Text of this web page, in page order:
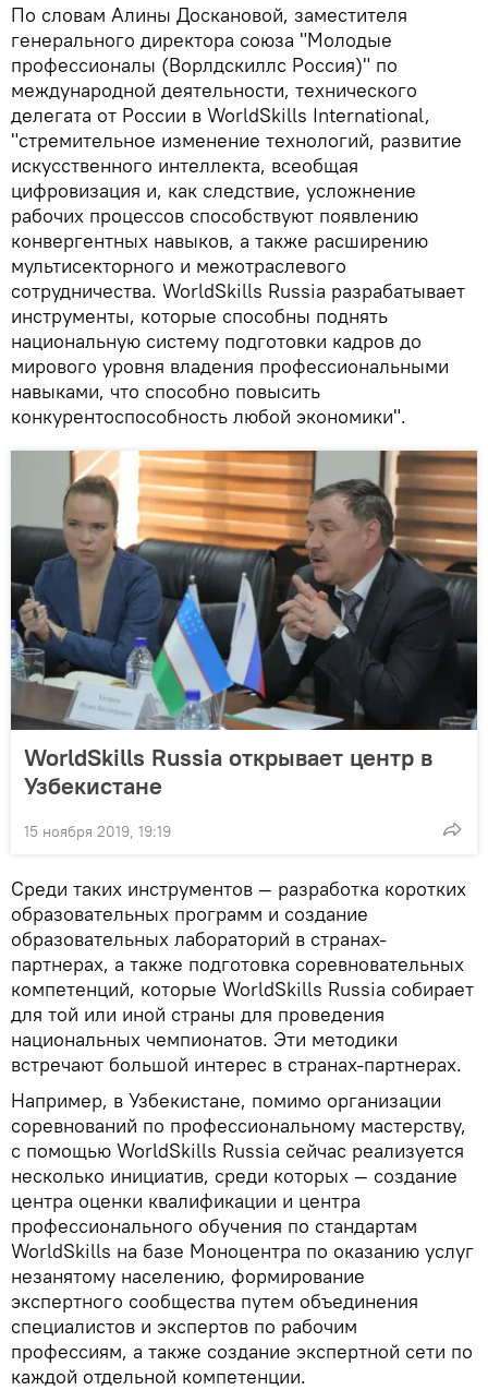
По словам Алины Доскановой, заместителя
генерального директора союза "Молодые
профессионалы (Ворлдскиллс Россия)" по
международной деятельности, технического
делегата от России в WorldSkills International,
"стремительное изменение технологий, развитие
искусственного интеллекта, всеобщая
цифровизация и, как следствие, усложнение
рабочих процессов способствуют появлению
конвергентных навыков, а также расширению
мультисекторного и межотраслевого
сотрудничества. WorldSkills Russia разрабатывает
инструменты, которые способны поднять
национальную систему подготовки кадров до
мирового уровня владения профессиональными
навыками, что способно повысить
конкурентоспособность любой экономики".
WorldSkills Russia открывает центр в
Узбекистане
15 ноября 2019, 19:19
Среди таких инструментов — разработка коротких
образовательных программ и создание
образовательных лабораторий в странах-
партнерах, а также подготовка соревновательных
компетенций, которые WorldSkills Russia собирает
для той или иной страны для проведения
национальных чемпионатов. Эти методики
встречают большой интерес в странах-партнерах.
Например, в Узбекистане, помимо организации
соревнований по профессиональному мастерству,
с помощью WorldSkills Russia сейчас реализуется
несколько инициатив, среди которых — создание
центра оценки квалификации и центра
профессионального обучения по стандартам
WorldSkills на базе Моноцентра по оказанию услуг
незанятому населению, формирование
экспертного сообщества путем объединения
специалистов и экспертов по рабочим
профессиям, а также создание экспертной сети по
каждой отдельной компетенции.